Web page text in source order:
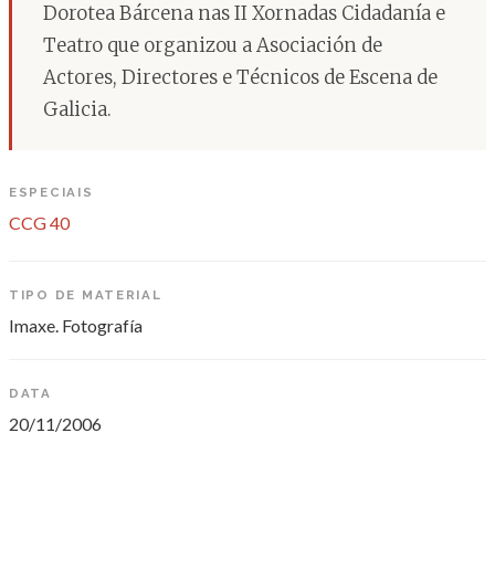
Dorotea Bárcena nas II Xornadas Cidadanía e
Teatro que organizou a Asociación de
Actores, Directores e Técnicos de Escena de
Galicia.
ESPECIAIS
CCG 40
TIPO DE MATERIAL
Imaxe. Fotografía
DATA
20/11/2006